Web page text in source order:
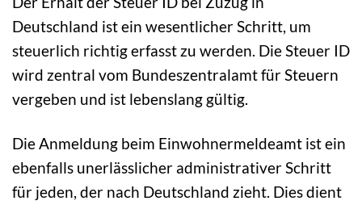
Deutschland ist ein wesentlicher Schritt, um
steuerlich richtig erfasst zu werden. Die Steuer ID
wird zentral vom Bundeszentralamt für Steuern
vergeben und ist lebenslang gültig.
Die Anmeldung beim Einwohnermeldeamt ist ein
ebenfalls unerlässlicher administrativer Schritt
für jeden, der nach Deutschland zieht. Dies dient